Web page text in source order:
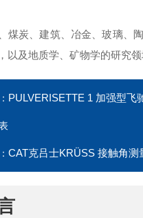
煤炭、建筑、冶金、玻璃、
以及地质学、矿物学的研究领
PULVERISETTE 1 加强型飞
CAT克吕士KRÜSS 接触角测